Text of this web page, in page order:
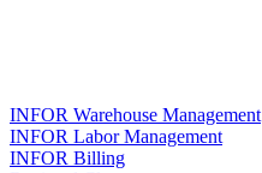
INFOR Warehouse Management
INFOR Labor Management
INFOR Billing